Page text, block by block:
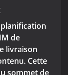
de
livraison
Cette
sommet de